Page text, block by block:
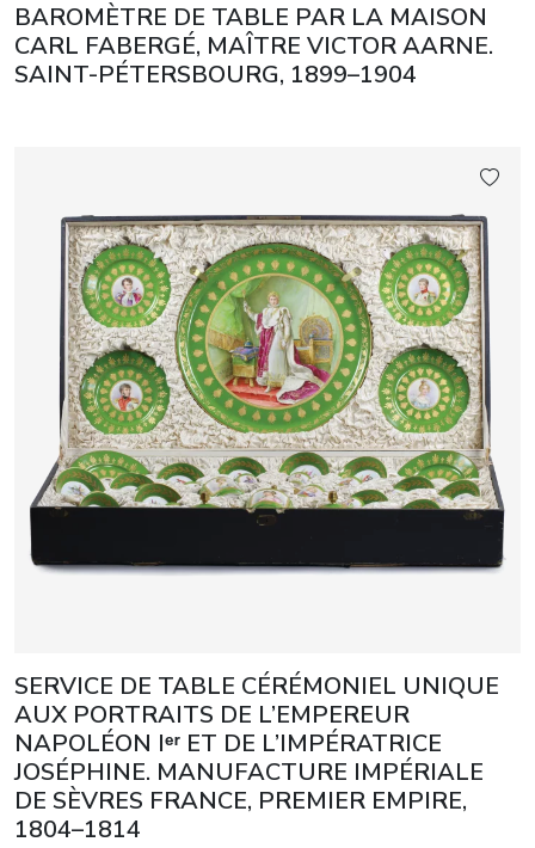
BAROMÈTRE DE TABLE PAR LA MAISON
CARL FABERGÉ, MAÎTRE VICTOR AARNE.
SAINT-PÉTERSBOURG, 1899–1904
SERVICE DE TABLE CÉRÉMONIEL UNIQUE
AUX PORTRAITS DE L’EMPEREUR
NAPOLÉON Iᵉʳ ET DE L’IMPÉRATRICE
JOSÉPHINE. MANUFACTURE IMPÉRIALE
DE SÈVRES FRANCE, PREMIER EMPIRE,
1804–1814